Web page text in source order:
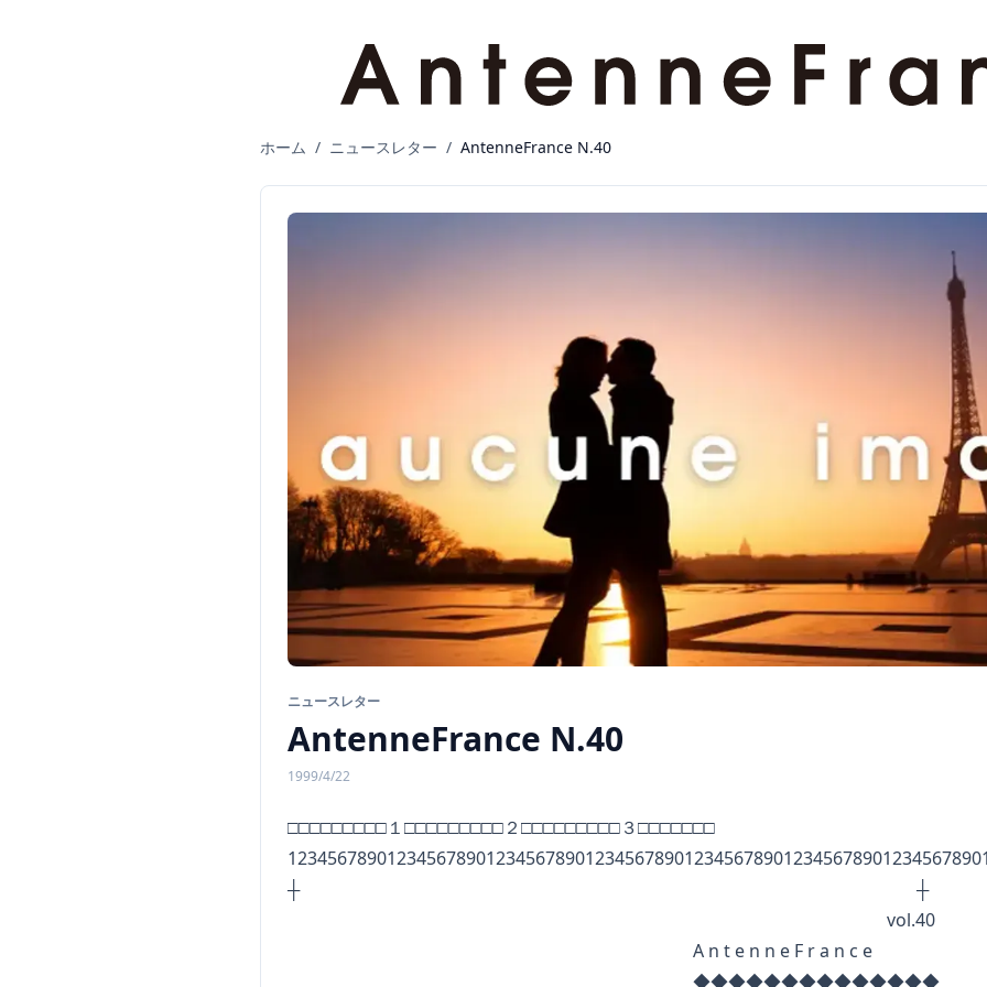
ホーム / ニュースレター / AntenneFrance N.40
ニュースレター
AntenneFrance N.40
1999/4/22
□□□□□□□□□１□□□□□□□□□２□□□□□□□□□３□□□□□□□
┼ ┼
vol.40
A n t e n n e F r a n c e
◆◆◆◆◆◆◆◆◆◆◆◆◆◆